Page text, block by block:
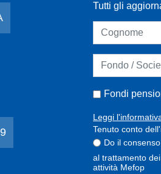
Tutti gli
Fondi
Leggi
Tenuto conto
Do il consenso
al trattamento
attività Mefop